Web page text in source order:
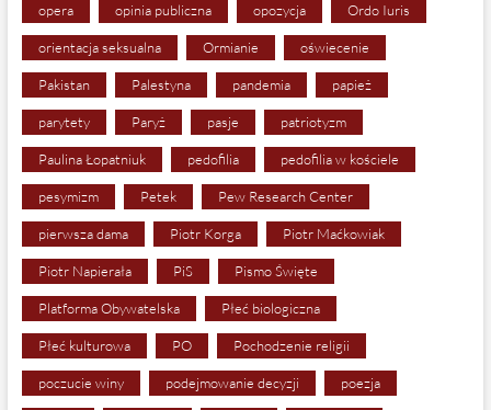
opera opinia publiczna opozycja Ordo Iuris
orientacja seksualna Ormianie oświecenie
Pakistan Palestyna pandemia papież
parytety Paryż pasje patriotyzm
Paulina Łopatniuk pedofilia pedofilia w kościele
pesymizm Petek Pew Research Center
pierwsza dama Piotr Korga Piotr Maćkowiak
Piotr Napierała PiS Pismo Święte
Platforma Obywatelska Płeć biologiczna
Płeć kulturowa PO Pochodzenie religii
poczucie winy podejmowanie decyzji poezja